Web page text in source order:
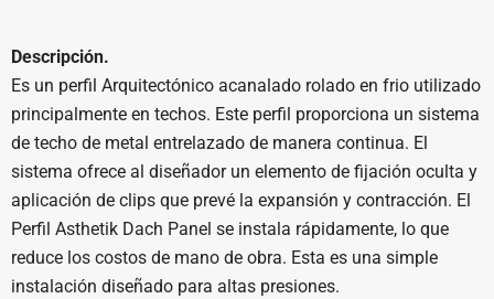
Descripción.
Es un perfil Arquitectónico acanalado rolado en frio utilizado
principalmente en techos. Este perfil proporciona un sistema
de techo de metal entrelazado de manera continua. El
sistema ofrece al diseñador un elemento de fijación oculta y
aplicación de clips que prevé la expansión y contracción. El
Perfil Asthetik Dach Panel se instala rápidamente, lo que
reduce los costos de mano de obra. Esta es una simple
instalación diseñado para altas presiones.